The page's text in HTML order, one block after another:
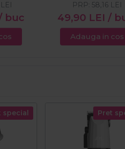
buc
LEI
49,90 LEI /
PRP: 58,16 LEI
Adauga in cos
special Pret